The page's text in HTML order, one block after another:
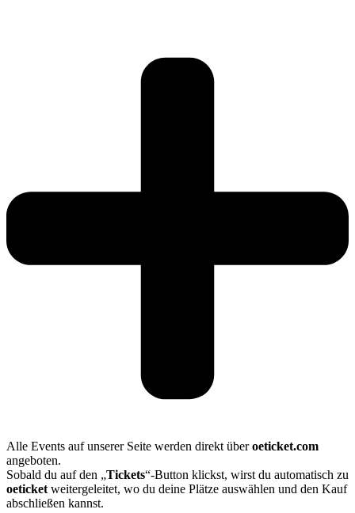
Alle Events auf unserer Seite werden direkt überoeticket.com
angeboten.
Sobald du auf den „Tickets“-Button klickst, wirst du automatisch zu
oeticketweitergeleitet, wo du deine Plätze auswählen und den Kauf
abschließen kannst.